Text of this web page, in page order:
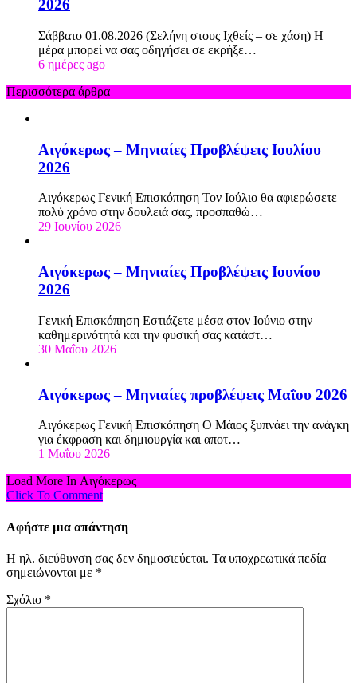
2026
Σάββατο 01.08.2026 (Σελήνη στους Ιχθείς – σε χάση) Η
μέρα μπορεί να σας οδηγήσει σε εκρήξε…
6 ημέρες ago
Περισσότερα άρθρα
Αιγόκερως – Μηνιαίες Προβλέψεις Ιουλίου
2026
Αιγόκερως Γενική Επισκόπηση Τον Ιούλιο θα αφιερώσετε
πολύ χρόνο στην δουλειά σας, προσπαθώ…
29 Ιουνίου 2026
Αιγόκερως – Μηνιαίες Προβλέψεις Ιουνίου
2026
Γενική Επισκόπηση Εστιάζετε μέσα στον Ιούνιο στην
καθημερινότητά και την φυσική σας κατάστ…
30 Μαΐου 2026
Αιγόκερως – Μηνιαίες προβλέψεις Μαΐου 2026
Αιγόκερως Γενική Επισκόπηση Ο Μάιος ξυπνάει την ανάγκη
για έκφραση και δημιουργία και αποτ…
1 Μαΐου 2026
Load More In Αιγόκερως
Click To Comment
Αφήστε μια απάντηση
Η ηλ. διεύθυνση σας δεν δημοσιεύεται. Τα υποχρεωτικά πεδία
σημειώνονται με *
Σχόλιο *